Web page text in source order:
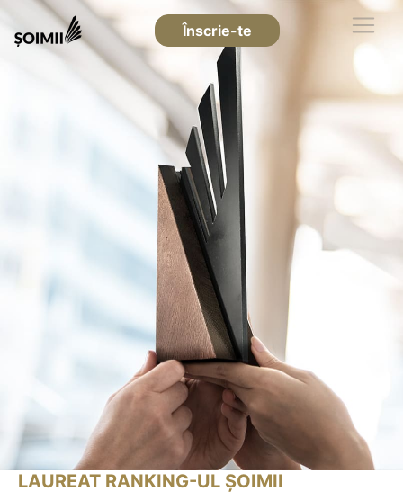
Înscrie-te
LAUREAT RANKING-UL ȘOIMII